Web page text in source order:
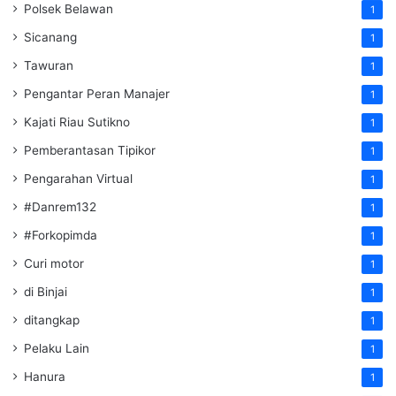
Polsek Belawan 1
Sicanang 1
Tawuran 1
Pengantar Peran Manajer 1
Kajati Riau Sutikno 1
Pemberantasan Tipikor 1
Pengarahan Virtual 1
#Danrem132 1
#Forkopimda 1
Curi motor 1
di Binjai 1
ditangkap 1
Pelaku Lain 1
Hanura 1